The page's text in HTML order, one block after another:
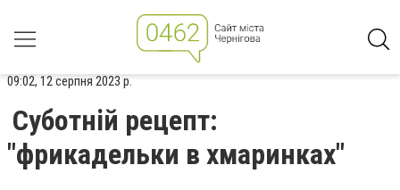
09:02, 12 серпня 2023 р.
Суботній рецепт:
"фрикадельки в хмаринках"